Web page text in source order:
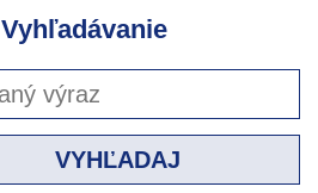
Vyhľadávanie
VYHĽADAJ